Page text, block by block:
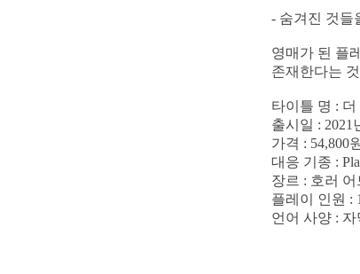
- 숨겨진 것들
영매가 된 플
존재한다는
타이틀 명 : 더
출시일 : 2021
가격 : 54,800원
대응 기종 :
장르 : 호러 어
플레이 인원 :
언어 사양 :